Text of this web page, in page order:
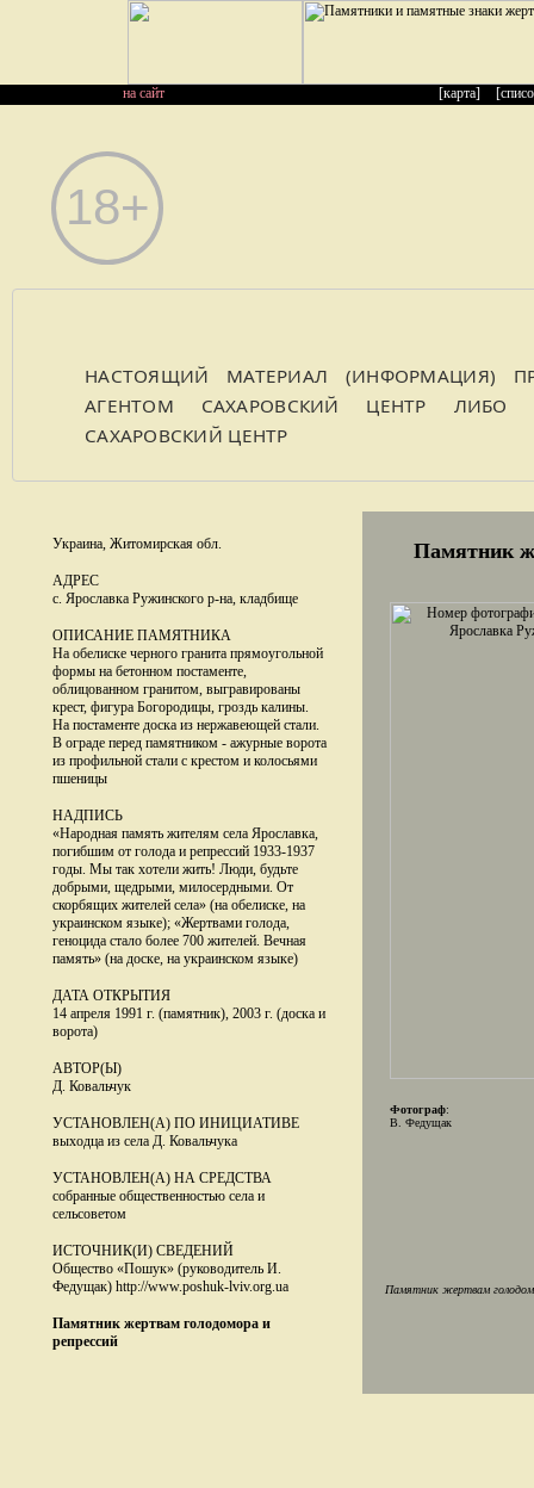
на сайт [карта]
НАСТОЯЩИЙ МАТЕРИАЛ (ИНФОРМАЦИЯ)
АГЕНТОМ САХАРОВСКИЙ ЦЕНТР ЛИБО
САХАРОВСКИЙ ЦЕНТР
Памятник
Фотограф:
В. Федущак
Памятник жертвам
Украина, Житомирская обл.
АДРЕС
с. Ярославка Ружинского р-на, кладбище
ОПИСАНИЕ ПАМЯТНИКА
На обелиске черного гранита прямоугольной
формы на бетонном постаменте,
облицованном гранитом, выгравированы
крест, фигура Богородицы, гроздь калины.
На постаменте доска из нержавеющей стали.
В ограде перед памятником - ажурные ворота
из профильной стали с крестом и колосьями
пшеницы
НАДПИСЬ
«Народная память жителям села Ярославка,
погибшим от голода и репрессий 1933-1937
годы. Мы так хотели жить! Люди, будьте
добрыми, щедрыми, милосердными. От
скорбящих жителей села» (на обелиске, на
украинском языке); «Жертвами голода,
геноцида стало более 700 жителей. Вечная
память» (на доске, на украинском языке)
ДАТА ОТКРЫТИЯ
14 апреля 1991 г. (памятник), 2003 г. (доска и
ворота)
АВТОР(Ы)
Д. Ковальчук
УСТАНОВЛЕН(А) ПО ИНИЦИАТИВЕ
выходца из села Д. Ковальчука
УСТАНОВЛЕН(А) НА СРЕДСТВА
собранные общественностью села и
сельсоветом
ИСТОЧНИК(И) СВЕДЕНИЙ
Общество «Пошук» (руководитель И.
Федущак) http://www.poshuk-lviv.org.ua
Памятник жертвам голодомора и
репрессий